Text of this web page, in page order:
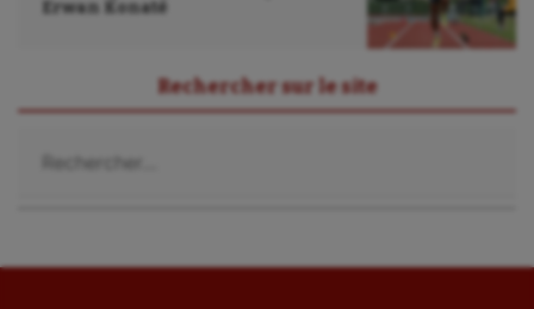
Erwan Konaté
Rechercher sur le site